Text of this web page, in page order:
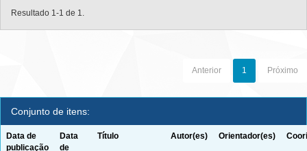
Resultado 1-1 de 1.
Anterior 1 Próximo
Conjunto de itens:
Data de
publicação
Data
de
Título Autor(es) Orientador(es)